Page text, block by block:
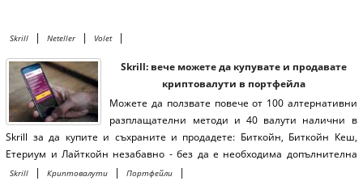
Skrill | Neteller | Volet |
Skrill: вече можете да купувате и продавате
криптовалути в портфейла
Можете да ползвате повече от 100 алтернативни
разплащателни методи и 40 валути налични в
Skrill за да купите и съхраните и продадете: Биткойн, Биткойн Кеш,
Етериум и Лайткойн незабавно - без да е необходима допълнителна
верификация.
Skrill | Криптовалути | Портфейли |